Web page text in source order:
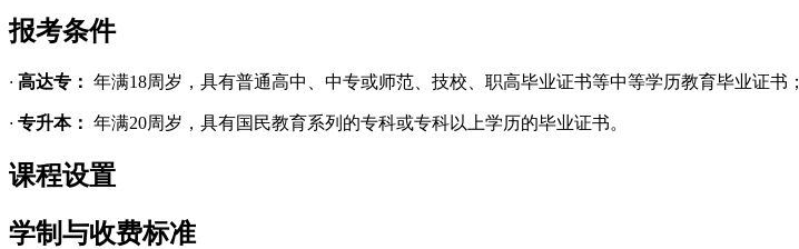
报考条件
· 高达专： 年满18周岁，具有普通高中、中专或师范、技校、职高毕业证书等中等学历教育毕业证书；
· 专升本： 年满20周岁，具有国民教育系列的专科或专科以上学历的毕业证书。
课程设置
学制与收费标准